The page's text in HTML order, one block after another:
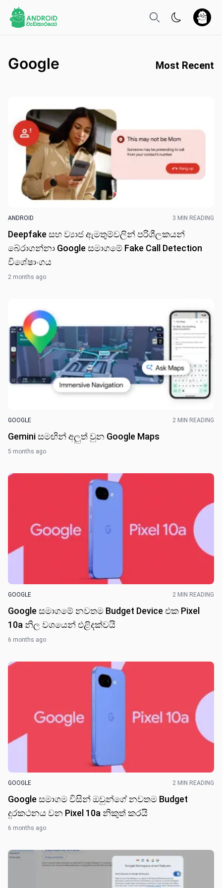
Google Most Recent
ANDROID 3 MIN READING
Deepfake සහ ව්‍යාජ ඇමතුම්වලින් පරිශීලකයන්
බේරාගන්නා Google සමාගමේ Fake Call Detection
විශේෂාංගය
2 months ago
GOOGLE 2 MIN READING
Gemini සමඟින් අලුත් වුන Google Maps
5 months ago
GOOGLE 2 MIN READING
Google සමාගමේ නවතම Budget Device එක Pixel
10a නිල වශයෙන් එළිදක්වයි
6 months ago
GOOGLE 2 MIN READING
Google සමාගම විසින් ඔවුන්ගේ නවත​ම Budget
දුරකථනය වන Pixel 10a නිකුත් කර​යි
6 months ago